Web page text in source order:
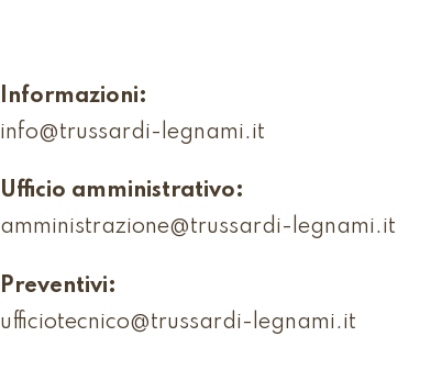
Informazioni:
info@trussardi-legnami.it
Ufficio amministrativo:
amministrazione@trussardi-legnami.it
Preventivi:
ufficiotecnico@trussardi-legnami.it